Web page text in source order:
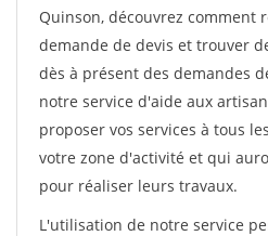
Quinson, découvrez comment
demande de devis et trouver
dès à présent des demandes
notre service d'aide aux
proposer vos services à tous
votre zone d'activité et qui
pour réaliser leurs travaux.
L'utilisation de notre service